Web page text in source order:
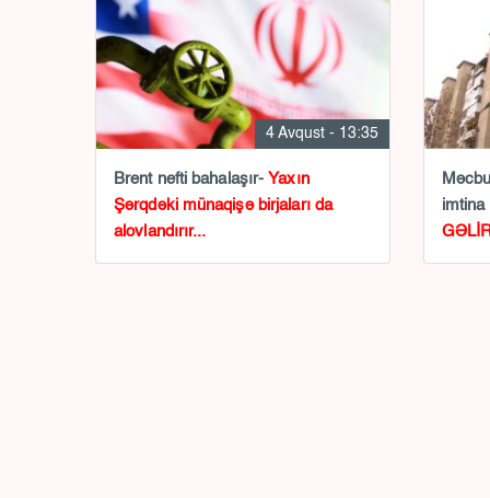
4 Avqust - 13:35
Brent nefti bahalaşır- Yaxın
Şərqdəki münaqişə birjaları da
alovlandırır...
imtina